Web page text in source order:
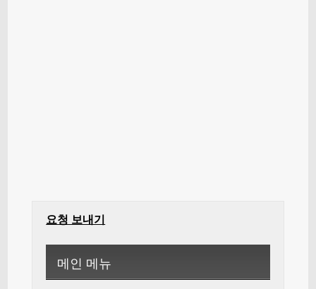
요청 보내기
메인 메뉴